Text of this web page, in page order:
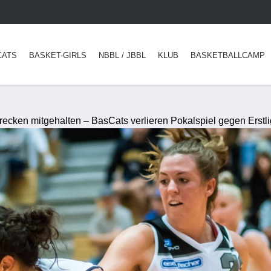
BASKET-GIRLS NBBL / JBBL KLUB BASKETBALLCAMP
mitgehalten – BasCats verlieren Pokalspiel gegen